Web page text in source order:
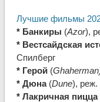
Лучшие фильмы
* Банкиры (Azor),
* Вестсайдская
Спилберг
* Герой(
* Дюна(Dune), реж.
* Лакричная пицца